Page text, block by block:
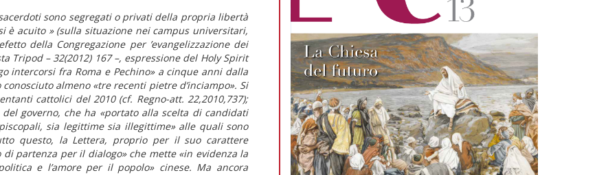
sono segregati o privati della propria libertà
acuito » (sulla situazione nei campus universitari,
della Congregazione per ’evangelizzazione dei
Tripod – 32(2012) 167 –, espressione del Holy Spirit
intercorsi fra Roma e Pechino» a cinque anni dalla
almeno «tre recenti pietre d’inciampo». Si
cattolici del 2010 (cf. Regno-att. 22,2010,737);
governo, che ha «portato alla scelta di candidati
sia legittime sia illegittime» alle quali sono
questo, la Lettera, proprio per il suo carattere
partenza per il dialogo» che mette «in evidenza la
e l’amore per il popolo» cinese. Ma ancora